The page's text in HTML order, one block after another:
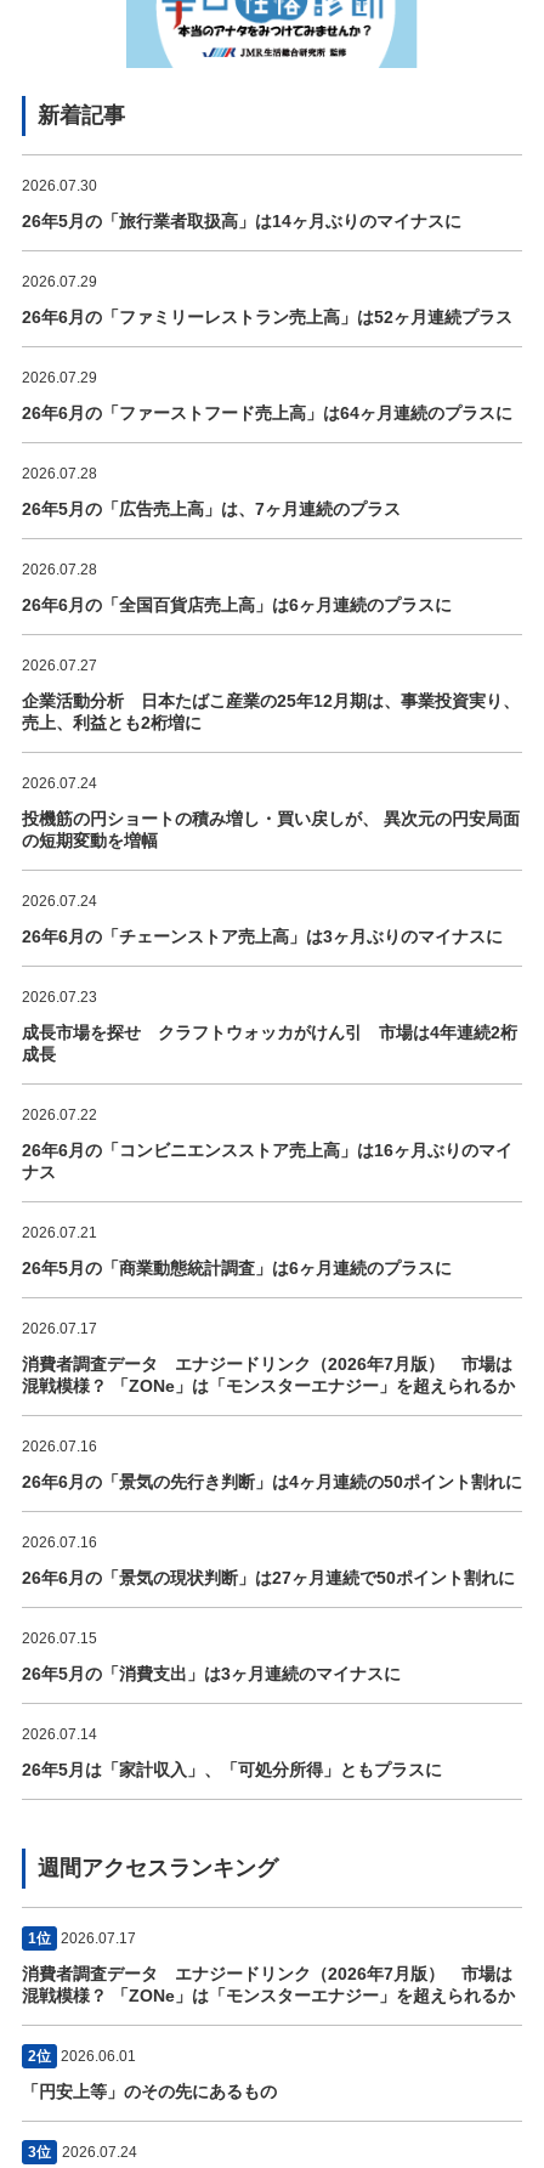
新着記事
2026.07.30
26年5月の「旅行業者取扱高」は14ヶ月ぶりのマイナスに
2026.07.29
26年6月の「ファミリーレストラン売上高」は52ヶ月連続プラス
2026.07.29
26年6月の「ファーストフード売上高」は64ヶ月連続のプラスに
2026.07.28
26年5月の「広告売上高」は、7ヶ月連続のプラス
2026.07.28
26年6月の「全国百貨店売上高」は6ヶ月連続のプラスに
2026.07.27
企業活動分析 日本たばこ産業の25年12月期は、事業投資実り、
売上、利益とも2桁増に
2026.07.24
投機筋の円ショートの積み増し・買い戻しが、 異次元の円安局面
の短期変動を増幅
2026.07.24
26年6月の「チェーンストア売上高」は3ヶ月ぶりのマイナスに
2026.07.23
成長市場を探せ クラフトウォッカがけん引 市場は4年連続2桁
成長
2026.07.22
26年6月の「コンビニエンスストア売上高」は16ヶ月ぶりのマイ
ナス
2026.07.21
26年5月の「商業動態統計調査」は6ヶ月連続のプラスに
2026.07.17
消費者調査データ エナジードリンク（2026年7月版） 市場は
混戦模様？ 「ZONe」は「モンスターエナジー」を超えられるか
2026.07.16
26年6月の「景気の先行き判断」は4ヶ月連続の50ポイント割れに
2026.07.16
26年6月の「景気の現状判断」は27ヶ月連続で50ポイント割れに
2026.07.15
26年5月の「消費支出」は3ヶ月連続のマイナスに
2026.07.14
26年5月は「家計収入」、「可処分所得」ともプラスに
週間アクセスランキング
1位 2026.07.17
消費者調査データ エナジードリンク（2026年7月版） 市場は
混戦模様？ 「ZONe」は「モンスターエナジー」を超えられるか
2位 2026.06.01
「円安上等」のその先にあるもの
3位 2026.07.24